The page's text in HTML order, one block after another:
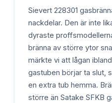
Sievert 228301
nackdelar. Den är inte
dyraste
bränna av större ytor
märkte vi att lågan
gastuben börjar ta slut,
en extra tub hemma.
större än Satake SFKB